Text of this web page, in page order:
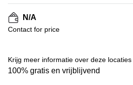
huren in
Gent
Handelspand
Location
centre
N/A
Contact for price
Krijg meer informatie over deze locaties
100% gratis en vrijblijvend